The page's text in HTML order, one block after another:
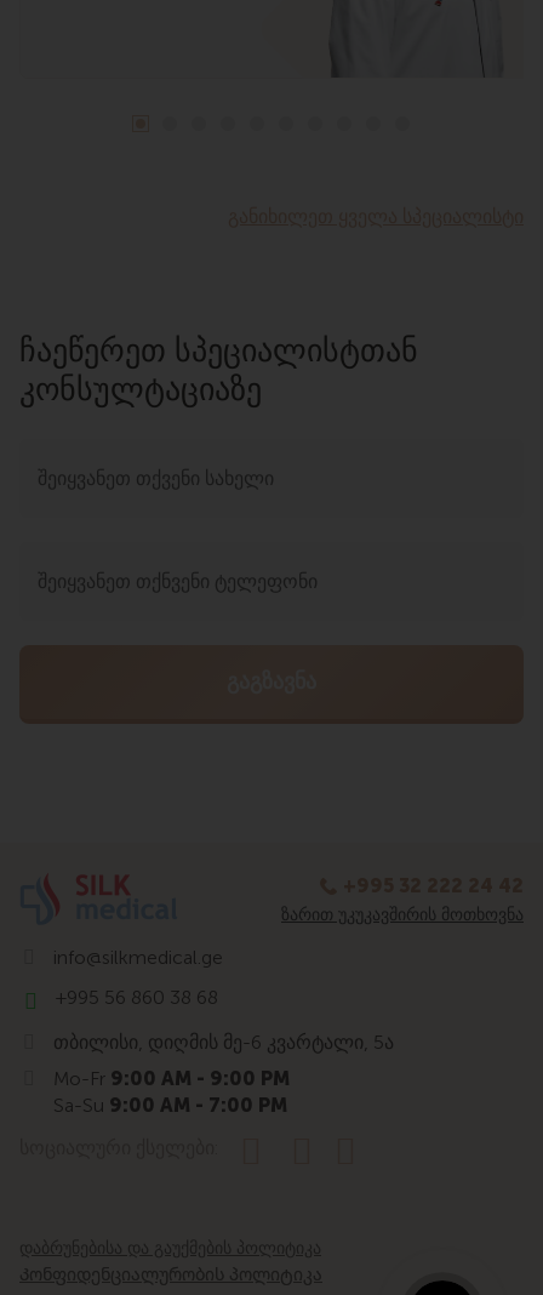
ᲩᲐᲔᲬᲔᲠᲔᲗ ᲡᲞᲔᲪᲘᲐᲚᲘᲡᲢᲗᲐᲜ
ᲙᲝᲜᲡᲣᲚᲢᲐᲪᲘᲐᲖᲔ
ᲖᲐᲠᲘᲗ ᲣᲙᲣᲙᲐᲕᲨᲘᲠᲘᲡ ᲛᲝᲗᲮᲝᲕᲜᲐ
info@silkmedical.ge
+995 56 860 38 68
თბილისი, დიღმის მე-6 კვარტალი, 5ა
Mo-Fr 9:00 AM - 9:00 PM
Sa-Su 9:00 AM - 7:00 PM
დაბრუნებისა და გაუქმების პოლიტიკა
Კონფიდენციალურობის პოლიტიკა